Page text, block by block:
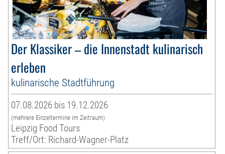
Der Klassiker – die Innenstadt kulinarisch
erleben
kulinarische Stadtführung
07.08.2026 bis 19.12.2026
(mehrere Einzeltermine im Zeitraum)
Leipzig Food Tours
Treff/Ort: Richard-Wagner-Platz